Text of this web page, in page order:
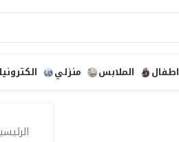
اطفال
الملابس منزلي